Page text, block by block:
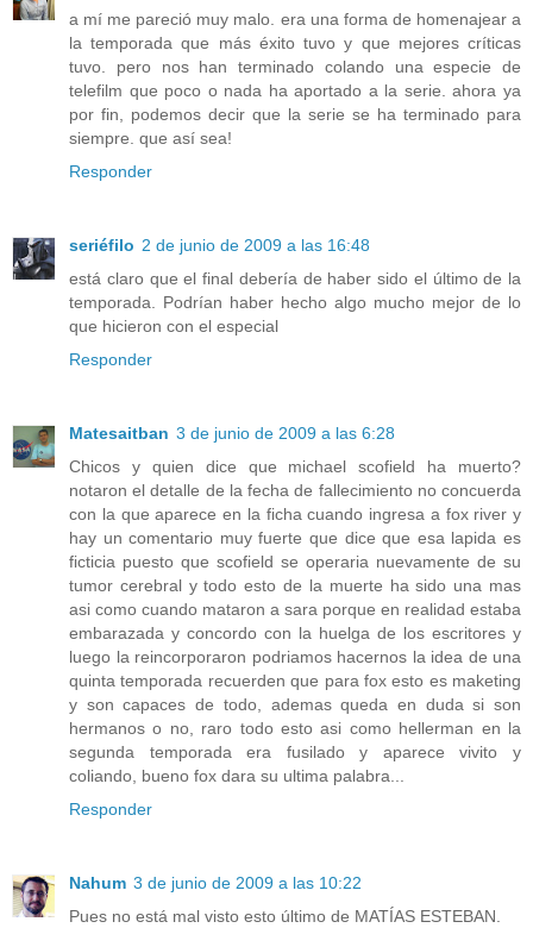
a mí me pareció muy malo. era una forma de homenajear a
la temporada que más éxito tuvo y que mejores críticas
tuvo. pero nos han terminado colando una especie de
telefilm que poco o nada ha aportado a la serie. ahora ya
por fin, podemos decir que la serie se ha terminado para
siempre. que así sea!
Responder
seriéfilo 2 de junio de 2009 a las 16:48
está claro que el final debería de haber sido el último de la
temporada. Podrían haber hecho algo mucho mejor de lo
que hicieron con el especial
Responder
Matesaitban 3 de junio de 2009 a las 6:28
Chicos y quien dice que michael scofield ha muerto?
notaron el detalle de la fecha de fallecimiento no concuerda
con la que aparece en la ficha cuando ingresa a fox river y
hay un comentario muy fuerte que dice que esa lapida es
ficticia puesto que scofield se operaria nuevamente de su
tumor cerebral y todo esto de la muerte ha sido una mas
asi como cuando mataron a sara porque en realidad estaba
embarazada y concordo con la huelga de los escritores y
luego la reincorporaron podriamos hacernos la idea de una
quinta temporada recuerden que para fox esto es maketing
y son capaces de todo, ademas queda en duda si son
hermanos o no, raro todo esto asi como hellerman en la
segunda temporada era fusilado y aparece vivito y
coliando, bueno fox dara su ultima palabra...
Responder
Nahum 3 de junio de 2009 a las 10:22
Pues no está mal visto esto último de MATÍAS ESTEBAN.